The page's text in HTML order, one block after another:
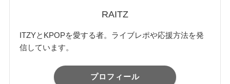
RAITZ
ITZYとKPOPを愛する者。ライブレポや応援方法を発
信しています。
プロフィール